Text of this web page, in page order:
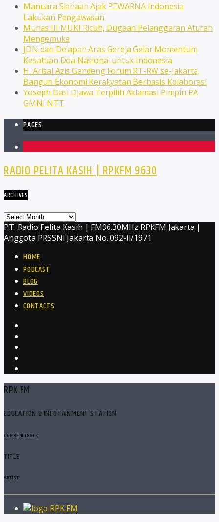
Manuara Siahaan Ajak PEWARNA Indonesia
Lakukan Pengawasan
Munas III MUKI Ricuh, Dugaan Pelanggaran Aturan
Mengemuka
JDN dan Delapan Aras Gereja Gelar Momentum
Kesatuan Doa Nasional untuk Indonesia
H. Arisal Azis Gandeng Forum RT-RW se-Jakarta,
Bangun Ekonomi Kerakyatan Berbasis Kolaborasi
Yoseph Dasi Djawa Terpilih Aklamasi Pimpin PA
GMNI NTT
PAGES
RADIO PELITA KASIH | RPKFM 9630
ARCHIVES
Archives
PT. Radio Pelita Kasih | FM96.30MHz RPKFM Jakarta |
Anggota PRSSNI Jakarta No. 092-II/1971
HOME
PODCAST
BLOG
VIDEOS
CONTACTS
RPK FM
EDUCATION & INFOTAINMENT STATION
CURRENT TRACK
TITLE
ARTIST
RPK FM